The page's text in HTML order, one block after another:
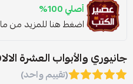
أصلي 100%
اضغط هنا للمزيد من
والأبواب العشرة
(تقييم واحد)